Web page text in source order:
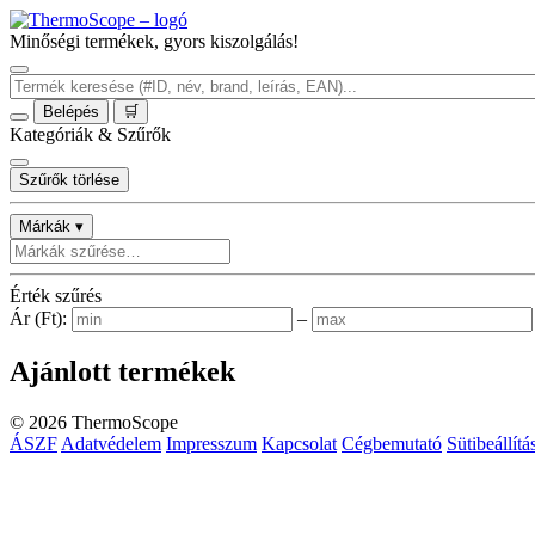
Minőségi termékek, gyors kiszolgálás!
Belépés 🛒
Kategóriák & Szűrők
Szűrők törlése
Márkák ▾
Érték szűrés
Ár (Ft):
–
Ajánlott termékek
© 2026 ThermoScope
ÁSZF Adatvédelem Impresszum Kapcsolat Cégbemutató